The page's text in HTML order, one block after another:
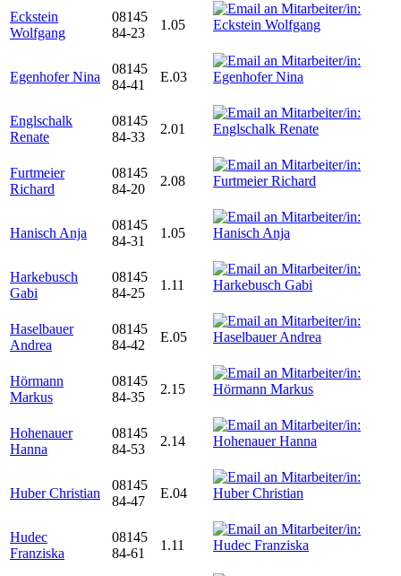
Eckstein
Wolfgang
08145
84-23
1.05
Egenhofer Nina
08145
84-41
E.03
Englschalk
Renate
08145
84-33
2.01
Furtmeier
Richard
08145
84-20
2.08
Hanisch Anja
08145
84-31
1.05
Harkebusch
Gabi
08145
84-25
1.11
Haselbauer
Andrea
08145
84-42
E.05
Hörmann
Markus
08145
84-35
2.15
Hohenauer
Hanna
08145
84-53
2.14
Huber Christian
08145
84-47
E.04
Hudec
Franziska
08145
84-61
1.11